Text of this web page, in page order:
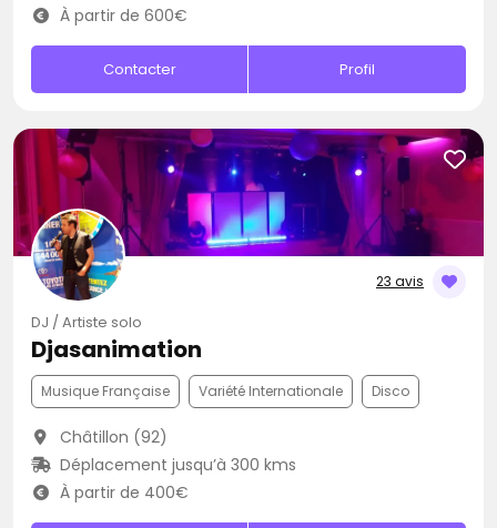
À partir de 600€
Contacter Profil
23 avis
DJ / Artiste solo
Djasanimation
Musique Française Variété Internationale Disco
Châtillon (92)
Déplacement jusqu’à 300 kms
À partir de 400€